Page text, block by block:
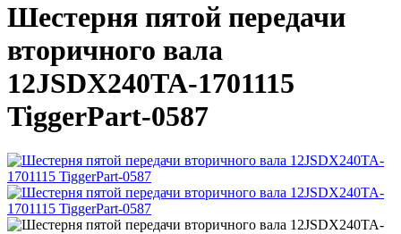
Шестерня пятой передачи
вторичного вала
12JSDX240TA-1701115
TiggerPart-0587